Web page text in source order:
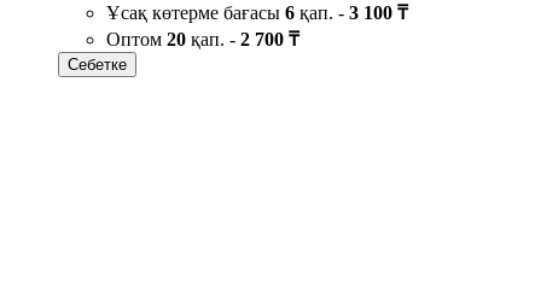
Ұсақ көтерме бағасы 6 қап. - 3 100 ₸
Оптом 20 қап. - 2 700 ₸
Себетке